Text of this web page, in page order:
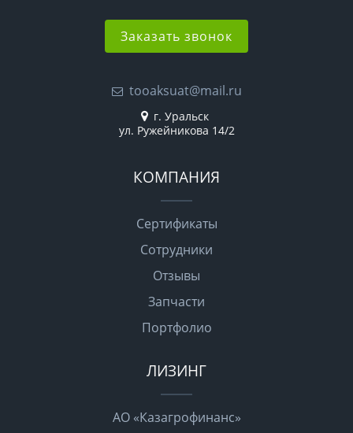
Заказать звонок
tooaksuat@mail.ru
г. Уральск
ул. Ружейникова 14/2
КОМПАНИЯ
Сертификаты
Сотрудники
Отзывы
Запчасти
Портфолио
ЛИЗИНГ
АО «Казагрофинанс»